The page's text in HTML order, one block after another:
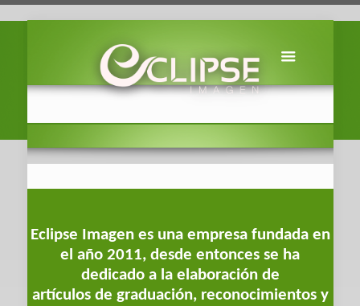
Eclipse Imagen es una empresa fundada en
el año 2011, desde entonces se ha
dedicado a la elaboración de
artículos de graduación, reconocimientos y